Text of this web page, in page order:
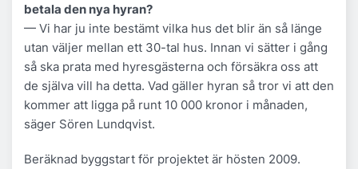
betala den nya hyran?
— Vi har ju inte bestämt vilka hus det blir än så länge
utan väljer mellan ett 30-tal hus. Innan vi sätter i gång
så ska prata med hyresgästerna och försäkra oss att
de själva vill ha detta. Vad gäller hyran så tror vi att den
kommer att ligga på runt 10 000 kronor i månaden,
säger Sören Lundqvist.
Beräknad byggstart för projektet är hösten 2009.